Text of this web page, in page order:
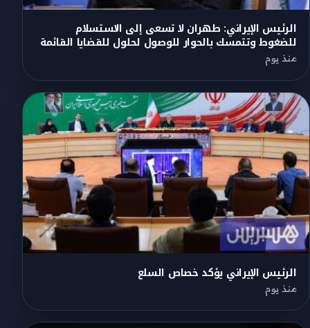
الرئيس الإيراني: طهران لا تسعى إلى الاستسلام
للضغوط وتتمسك بالحوار للوصول لحلول للقضايا القائمة
منذ يوم
الرئيس الإيراني يؤكد خصاص السلع
منذ يوم